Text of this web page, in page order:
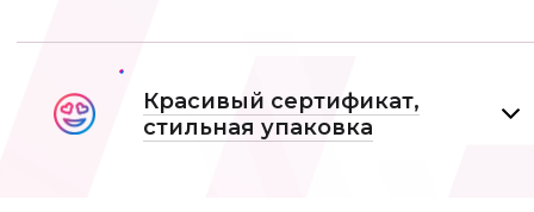
Красивый сертификат,
стильная упаковка